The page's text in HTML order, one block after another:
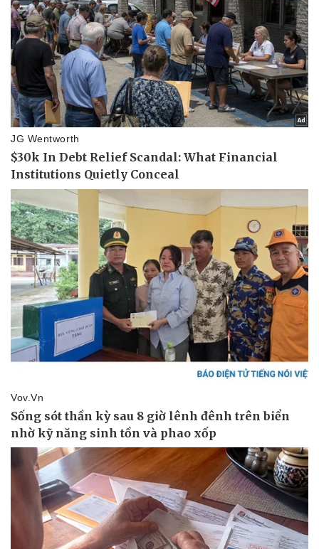
Thể thao
Bóng đá
Lịch thi đấu bóng đá
Thế giới thể thao
eSports
Hậu trường
Ô tô - Xe máy
Ô tô
Xe máy
Tư vấn